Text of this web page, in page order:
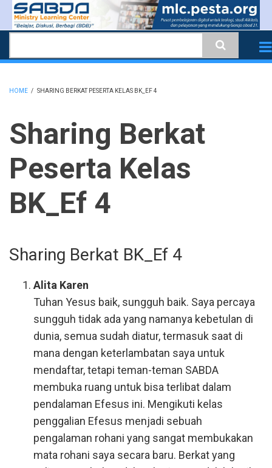
Skip
content
HOME / SHARING BERKAT PESERTA KELAS BK_EF 4
Sharing Berkat
Peserta Kelas
BK_Ef 4
Sharing Berkat BK_Ef 4
Alita Karen
Tuhan Yesus baik, sungguh baik. Saya percaya
sungguh tidak ada yang namanya kebetulan di
dunia, semua sudah diatur, termasuk saat di
mana dengan keterlambatan saya untuk
mendaftar, tetapi teman-teman SABDA
membuka ruang untuk bisa terlibat dalam
pendalaman Efesus ini. Mengikuti kelas
penggalian Efesus menjadi sebuah
pengalaman rohani yang sangat membukakan
mata rohani saya secara baru. Berkat yang